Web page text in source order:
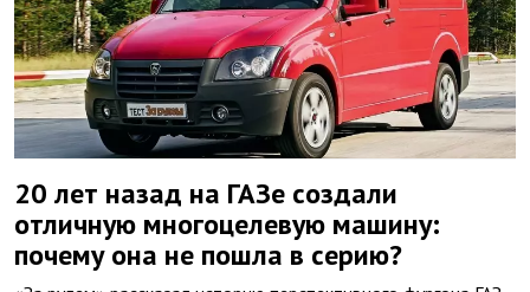
20 лет назад на ГАЗе создали
отличную многоцелевую машину:
почему она не пошла в серию?